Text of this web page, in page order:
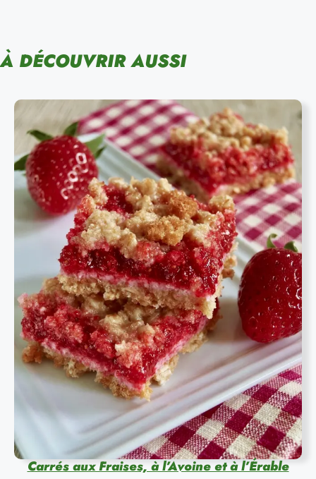
À DÉCOUVRIR AUSSI
Carrés aux Fraises, à l’Avoine et à l’Érable